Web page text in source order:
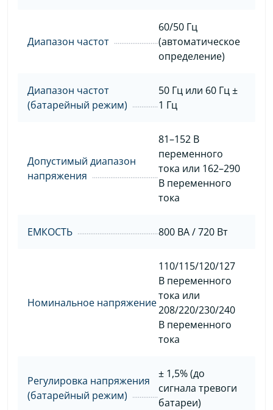
Диапазон частот
60/50 Гц
(автоматическое
определение)
Диапазон частот
(батарейный режим)
50 Гц или 60 Гц ±
1 Гц
Допустимый диапазон
напряжения
81–152 В
переменного
тока или 162–290
В переменного
тока
ЕМКОСТЬ 800 ВА / 720 Вт
Номинальное напряжение
110/115/120/127
В переменного
тока или
208/220/230/240
В переменного
тока
Регулировка напряжения
(батарейный режим)
± 1,5% (до
сигнала тревоги
батареи)